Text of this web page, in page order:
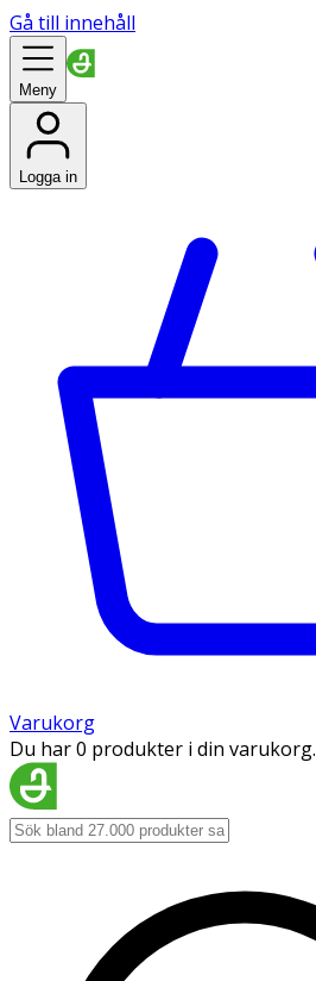
Gå till innehåll
Meny
Logga in
Varukorg
Du har 0 produkter i din varukorg.